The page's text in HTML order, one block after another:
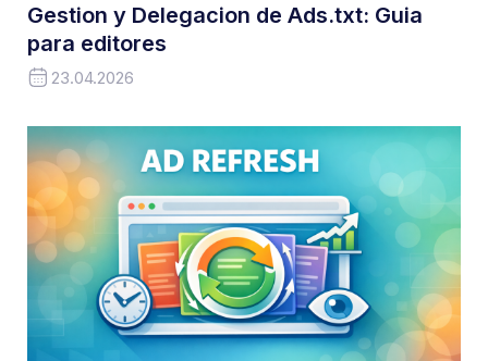
Gestion y Delegacion de Ads.txt: Guia
para editores
23.04.2026